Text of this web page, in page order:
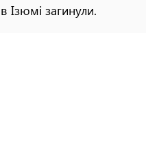
Ізюмі загинули.